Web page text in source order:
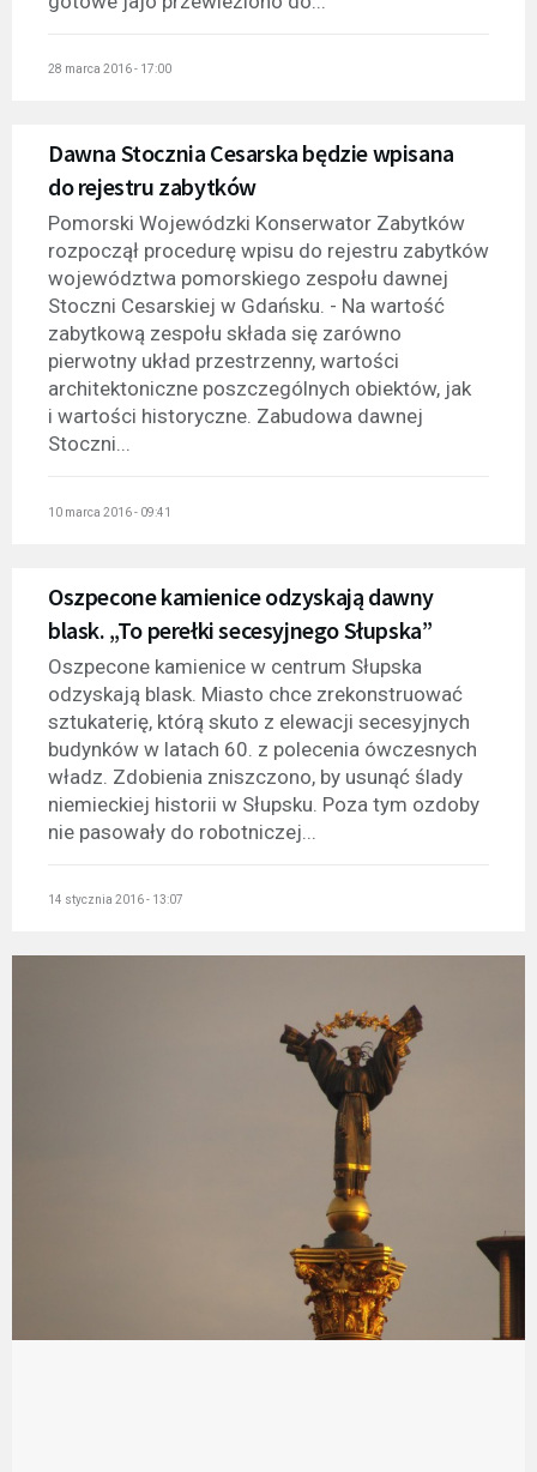
28 marca 2016 - 17:00
Dawna Stocznia Cesarska będzie wpisana
do rejestru zabytków
Pomorski Wojewódzki Konserwator Zabytków
rozpoczął procedurę wpisu do rejestru zabytków
województwa pomorskiego zespołu dawnej
Stoczni Cesarskiej w Gdańsku. - Na wartość
zabytkową zespołu składa się zarówno
pierwotny układ przestrzenny, wartości
architektoniczne poszczególnych obiektów, jak
i wartości historyczne. Zabudowa dawnej
Stoczni...
10 marca 2016 - 09:41
Oszpecone kamienice odzyskają dawny
blask. „To perełki secesyjnego Słupska”
Oszpecone kamienice w centrum Słupska
odzyskają blask. Miasto chce zrekonstruować
sztukaterię, którą skuto z elewacji secesyjnych
budynków w latach 60. z polecenia ówczesnych
władz. Zdobienia zniszczono, by usunąć ślady
niemieckiej historii w Słupsku. Poza tym ozdoby
nie pasowały do robotniczej...
14 stycznia 2016 - 13:07